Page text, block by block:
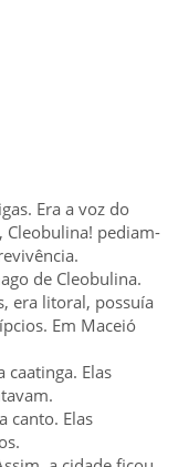
Era a voz do
Cleobulina! pediam-
de Cleobulina.
era litoral, possuía
Em Maceió
caatinga. Elas
canto. Elas